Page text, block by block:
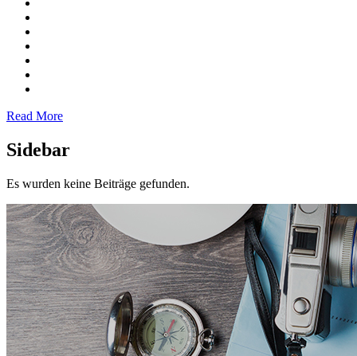
Read More
Sidebar
Es wurden keine Beiträge gefunden.